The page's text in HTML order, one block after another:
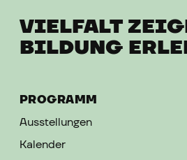
VIELFALT
BILDUNG
PROGRAMM
Ausstellungen
Kalender